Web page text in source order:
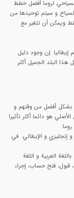
لروما أفضل خطط
و سيتم توحيدها من
ويمكن أن تتغير مع
إن وجود دليل
البلد الجميل أكثر
بشكل أفضل من وقتهم و
هو دائما أكثر تأثيرا
و إنجليزي و الإيطالي في
العربية و اللغة
قبول، فتح حساب، إجراء